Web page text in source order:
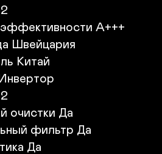
A+++
Швейцария
Китай
очистки Да
фильтр Да
Да